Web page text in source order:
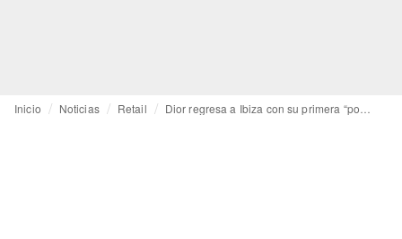
Inicio Noticias Retail